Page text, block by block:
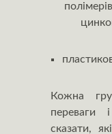
Кожна
переваги
сказати,